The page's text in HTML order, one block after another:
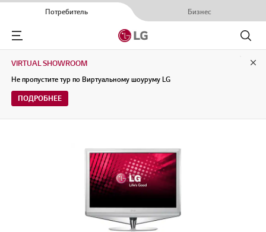
Потребитель Бизнес
Menu
Поиск
VIRTUAL SHOWROOM
Не пропустите тур по Виртуальному шоуруму LG
ПОДРОБНЕЕ